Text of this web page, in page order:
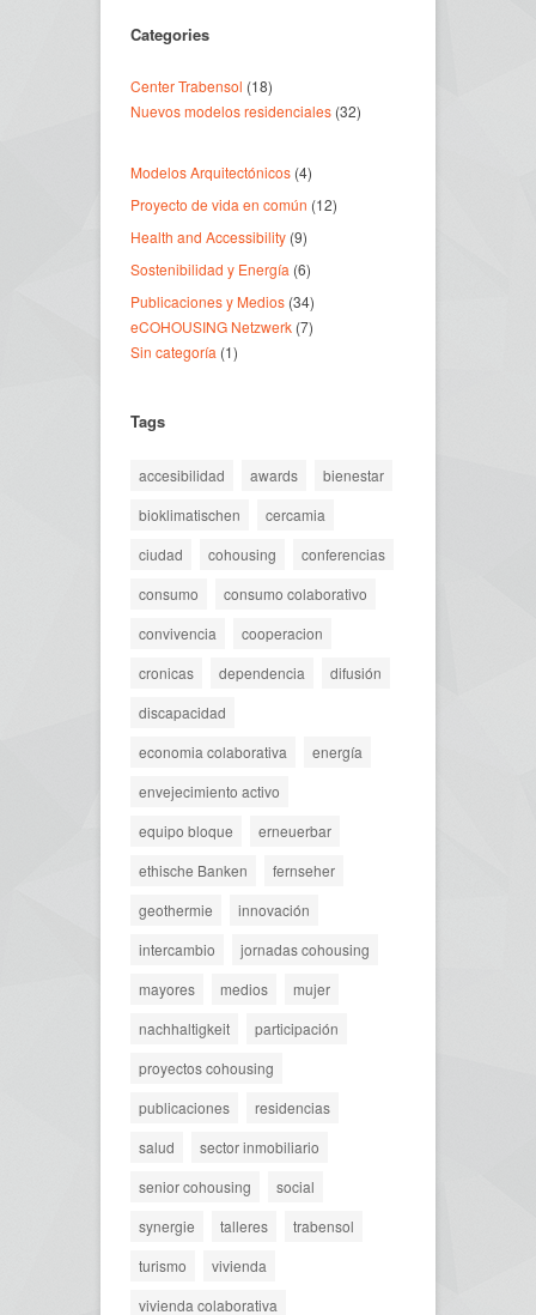
Categories
Center Trabensol (18)
Nuevos modelos residenciales (32)
Modelos Arquitectónicos (4)
Proyecto de vida en común (12)
Health and Accessibility (9)
Sostenibilidad y Energía (6)
Publicaciones y Medios (34)
eCOHOUSING Netzwerk (7)
Sin categoría (1)
Tags
accesibilidad awards
bienestar
bioklimatischen
cercamia
ciudad
cohousing
conferencias
consumo
consumo colaborativo
convivencia
cooperacion
cronicas
dependencia
difusión
discapacidad
economia colaborativa
energía
envejecimiento activo
equipo bloque
erneuerbar
ethische Banken
fernseher
geothermie
innovación
intercambio
jornadas cohousing
mayores
medios
mujer
nachhaltigkeit
participación
proyectos cohousing
publicaciones
residencias
salud
sector inmobiliario
senior cohousing
social
synergie
talleres
trabensol
turismo
vivienda
vivienda colaborativa